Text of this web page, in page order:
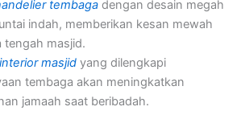
tembagadengan desain megah
indah, memberikan kesan mewah
tengah masjid.
masjidyang dilengkapi
tembaga akan meningkatkan
jamaah saat beribadah.